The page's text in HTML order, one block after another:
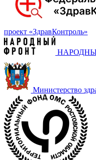
проект «‎ЗдравКонтроль»
Министерство